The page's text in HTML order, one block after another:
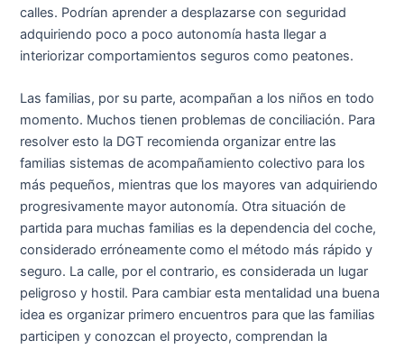
calles. Podrían aprender a desplazarse con seguridad
adquiriendo poco a poco autonomía hasta llegar a
interiorizar comportamientos seguros como peatones.
Las familias, por su parte, acompañan a los niños en todo
momento. Muchos tienen problemas de conciliación. Para
resolver esto la DGT recomienda organizar entre las
familias sistemas de acompañamiento colectivo para los
más pequeños, mientras que los mayores van adquiriendo
progresivamente mayor autonomía. Otra situación de
partida para muchas familias es la dependencia del coche,
considerado erróneamente como el método más rápido y
seguro. La calle, por el contrario, es considerada un lugar
peligroso y hostil. Para cambiar esta mentalidad una buena
idea es organizar primero encuentros para que las familias
participen y conozcan el proyecto, comprendan la